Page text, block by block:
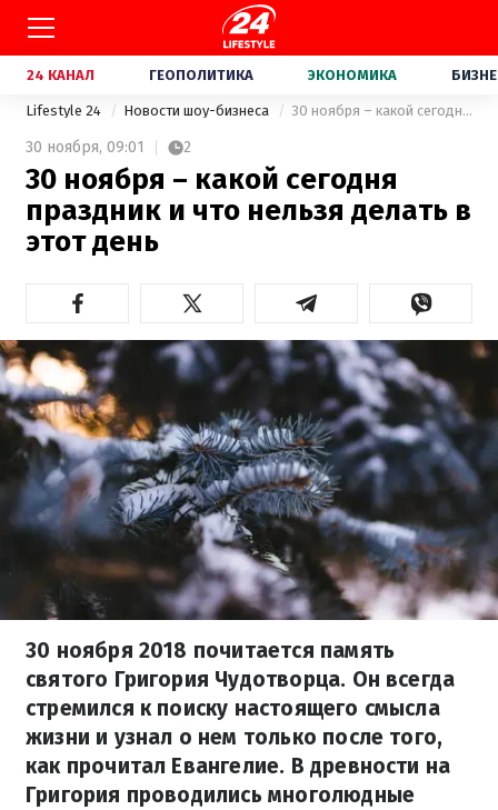
24 КАНАЛ ГЕОПОЛИТИКА ЭКОНОМИКА
Lifestyle 24 Новости шоу-бизнеса 30 ноября – какой сегодня праздник и что нельзя делать в этот день
30 ноября, 09:01 2
30 ноября – какой сегодня
праздник и что нельзя делать в
этот день
30 ноября 2018 почитается память
святого Григория Чудотворца. Он всегда
стремился к поиску настоящего смысла
жизни и узнал о нем только после того,
как прочитал Евангелие. В древности на
Григория проводились многолюдные